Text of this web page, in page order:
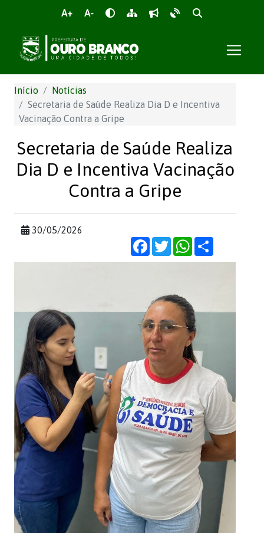
A+ A-
Início
Notícias
Secretaria de Saúde Realiza Dia D e Incentiva
Vacinação Contra a Gripe
Secretaria de Saúde Realiza
Dia D e Incentiva Vacinação
Contra a Gripe
30/05/2026
Facebook
TwitterWhatsApp